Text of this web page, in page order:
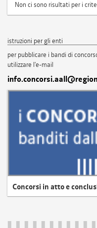
Non ci sono risultati per i
istruzioni per gli enti
per pubblicare i bandi di
utilizzare l'e-mail
Concorsi in atto e